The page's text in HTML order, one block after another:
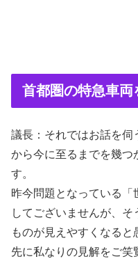
首都圏の特急車両
議長：それではお話を伺
から今に至るまでを幾つ
す。
昨今問題となっている
してございませんが、そ
ものが見えやすくなると
先に私なりの見解をご笑